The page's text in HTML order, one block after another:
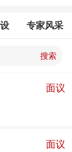
服务、做响品
合性中医院。
专家风采
搜索
面议
面议